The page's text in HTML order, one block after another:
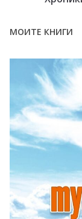
МОИТЕ КНИГИ